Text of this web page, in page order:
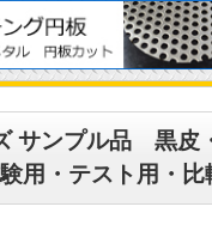
サンプル品 黒
用・テスト用・比